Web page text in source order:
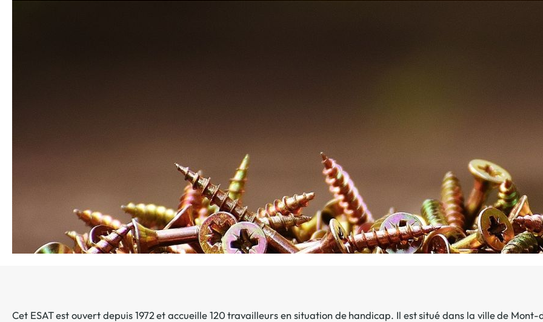
Votre boîte à outils « accélérez
J'améliore mes pratiques
Vos formations 100%
Votre centre de ressources et
Je restructure ou je
Cet ESAT est ouvert depuis 1972 et accueille 120 travailleurs en situation de handicap. Il est situé dans la ville de Mont-